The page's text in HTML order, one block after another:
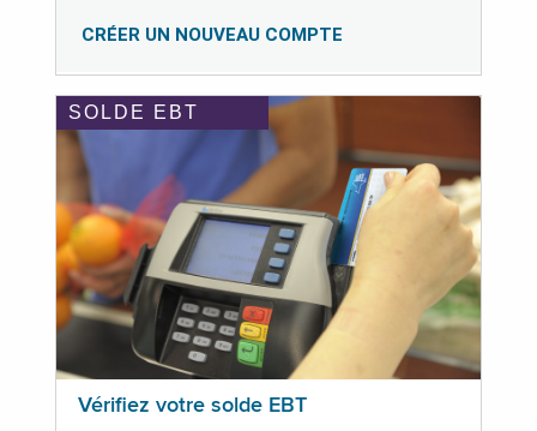
CRÉER UN NOUVEAU COMPTE
SOLDE EBT
Vérifiez votre solde EBT